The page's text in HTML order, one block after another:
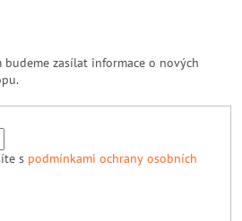
zasílat informace o nových
s podmínkami ochrany osobních